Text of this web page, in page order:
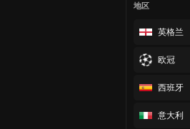
地区
英格兰
欧冠
西班牙
意大利